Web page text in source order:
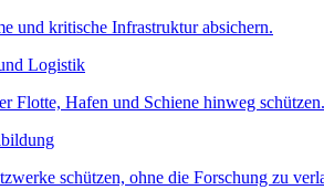
und kritische Infrastruktur absichern.
Logistik
Flotte, Hafen und Schiene hinweg schützen.
schützen, ohne die Forschung zu